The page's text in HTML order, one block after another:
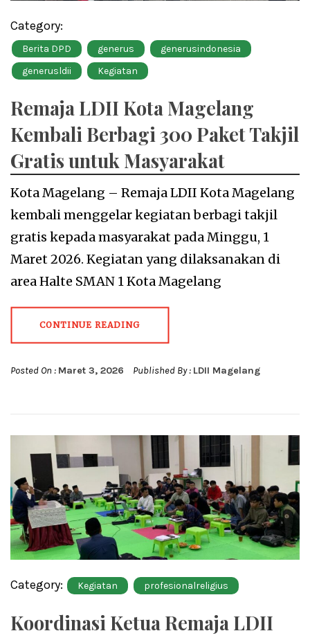
Category:
Berita DPD generus
generusindonesia
generusldii
Kegiatan
Remaja LDII Kota Magelang
Kembali Berbagi 300 Paket Takjil
Gratis untuk Masyarakat
Kota Magelang – Remaja LDII Kota Magelang
kembali menggelar kegiatan berbagi takjil
gratis kepada masyarakat pada Minggu, 1
Maret 2026. Kegiatan yang dilaksanakan di
area Halte SMAN 1 Kota Magelang
CONTINUE READING
Posted On : Maret 3, 2026 Published By : LDII Magelang
Category: Kegiatan profesionalreligius
Koordinasi Ketua Remaja LDII